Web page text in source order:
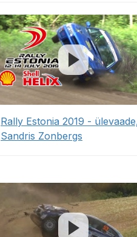
Rally Estonia 2019 -
Sandris Zonbergs